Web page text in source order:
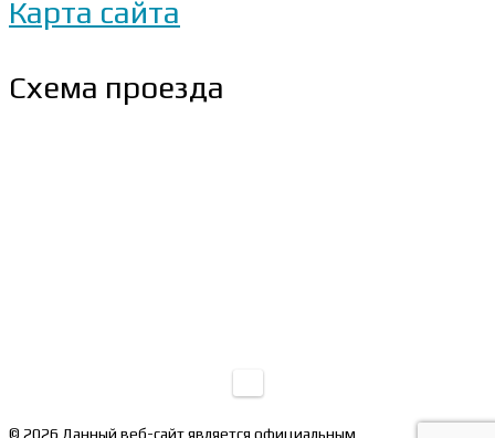
Карта сайта
Схема проезда
© 2026 Данный веб-сайт является официальным